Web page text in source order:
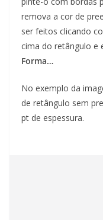
remova a cor de
ser feitos clicando
cima do retângulo e
Forma…
No exemplo da
de retângulo sem
pt de espessura.